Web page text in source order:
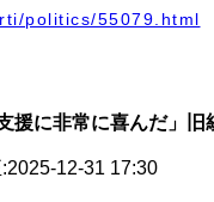
politics/55079.html
援に非常に喜んだ」
12-31 17:30